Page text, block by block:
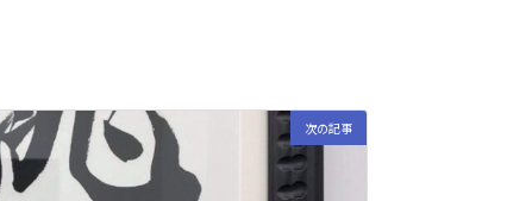
次の記事